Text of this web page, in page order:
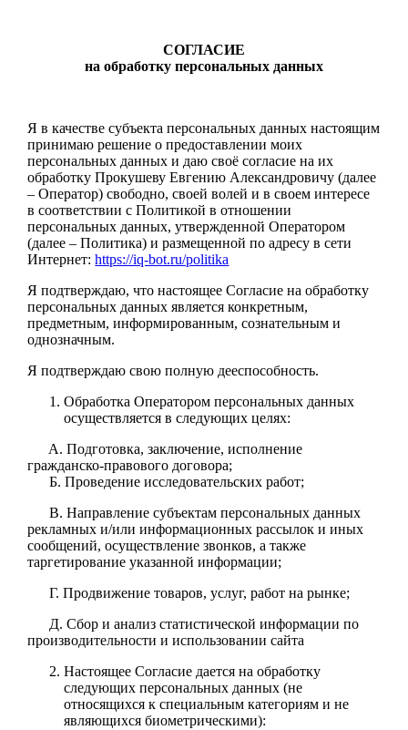
СОГЛАСИЕ
на обработку персональных данных
Я в качестве субъекта персональных данных настоящим
принимаю решение о предоставлении моих
персональных данных и даю своё согласие на их
обработку Прокушеву Евгению Александровичу (далее
– Оператор) свободно, своей волей и в своем интересе
в соответствии с Политикой в отношении
персональных данных, утвержденной Оператором
(далее – Политика) и размещенной по адресу в сети
Интернет:https://iq-bot.ru/politika
Я подтверждаю, что настоящее Согласие на обработку
персональных данных является конкретным,
предметным, информированным, сознательным и
однозначным.
Я подтверждаю свою полную дееспособность.
Обработка Оператором персональных данных
осуществляется в следующих целях:
A. Подготовка, заключение, исполнение
гражданско-правового договора;
Б. Проведение исследовательских работ;
В. Направление субъектам персональных данных
рекламных и/или информационных рассылок и иных
сообщений, осуществление звонков, а также
таргетирование указанной информации;
Г. Продвижение товаров, услуг, работ на рынке;
Д. Сбор и анализ статистической информации по
производительности и использовании сайта
Настоящее Согласие дается на обработку
следующих персональных данных (не
относящихся к специальным категориям и не
являющихся биометрическими):